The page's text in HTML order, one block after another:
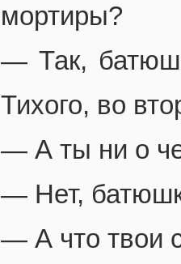
мортиры?
— Так,
Тихого, во
— А ты ни о
— Нет,
— А что твои